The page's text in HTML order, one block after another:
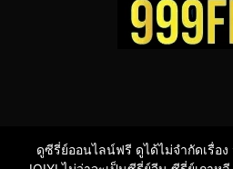
ดูซีรี่ย์ออนไลน์ฟรี ดูได้ไม่จำกัดเรื่อง